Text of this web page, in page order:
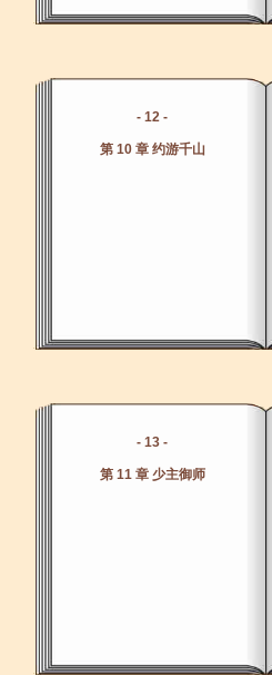
- 12 -
第 10 章 约游千山
- 13 -
第 11 章 少主御师